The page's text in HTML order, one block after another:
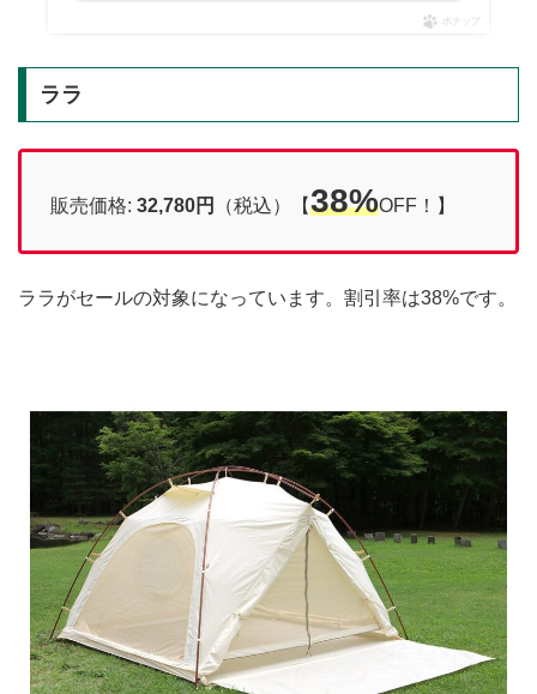
ポチップ
ララ
販売価格: 32,780円 （税込）【38%OFF！】
ララがセールの対象になっています。割引率は38%です。